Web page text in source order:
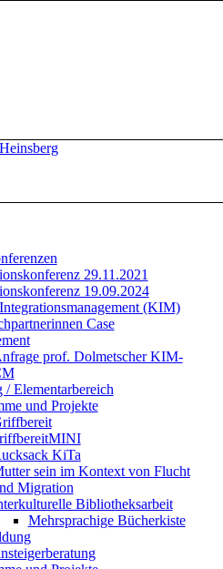
29.11.2021
19.09.2024
(KIM)
Case
prof. Dolmetscher KIM-
Elementarbereich
und Projekte
KiTa
sein im Kontext von Flucht
Migration
Bibliotheksarbeit
Mehrsprachige Bücherkiste